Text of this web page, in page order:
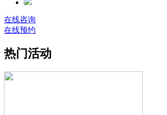
在线咨询
在线预约
热门活动